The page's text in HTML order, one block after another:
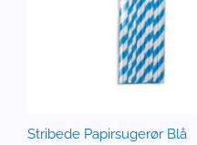
Stribede Papirsugerør Blå